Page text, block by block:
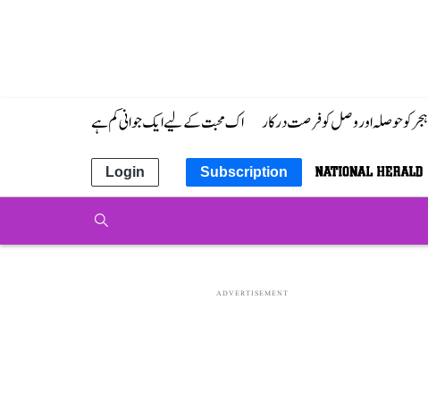
ہجر کو حوصلہ اور وصل کو فرصت درکار اک محبت کے لیے ایک جوانی کم ہے
Subscription
Login
ADVERTISEMENT